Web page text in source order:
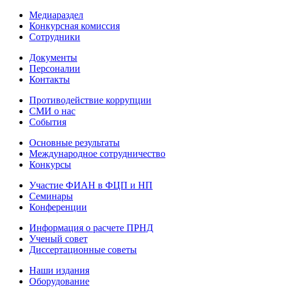
Медиараздел
Конкурсная комиссия
Сотрудники
Документы
Персоналии
Контакты
Противодействие коррупции
СМИ о нас
События
Основные результаты
Международное сотрудничество
Конкурсы
Участие ФИАН в ФЦП и НП
Семинары
Конференции
Информация о расчете ПРНД
Ученый совет
Диссертационные советы
Наши издания
Оборудование